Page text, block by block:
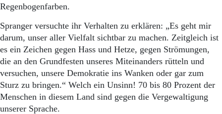
Start
Wer wir sind
Aktuelle Ausgabe
Abonnenten-Login
Abonnent werden
Abo Prämien
Archiv
Mediadaten
Regenbogenfarben.
Spranger versuchte ihr Verhalten zu erklären: „Es geht mir
darum, unser aller Vielfalt sichtbar zu machen. Zeitgleich ist
es ein Zeichen gegen Hass und Hetze, gegen Strömungen,
die an den Grundfesten unseres Miteinanders rütteln und
versuchen, unsere Demokratie ins Wanken oder gar zum
Sturz zu bringen.“ Welch ein Unsinn! 70 bis 80 Prozent der
Menschen in diesem Land sind gegen die Vergewaltigung
unserer Sprache.